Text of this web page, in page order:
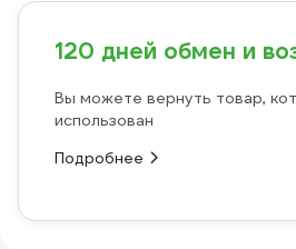
120 дней обмен и
Вы можете вернуть товар,
использован
Подробнее